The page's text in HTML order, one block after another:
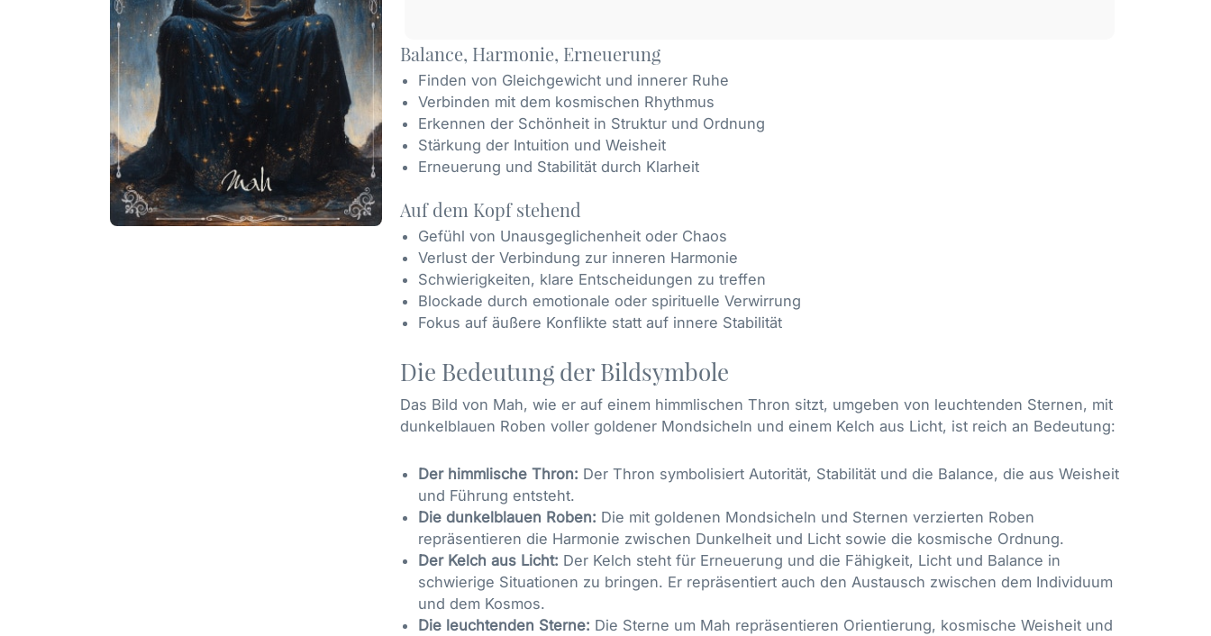
Balance, Harmonie, Erneuerung
Finden von Gleichgewicht und innerer Ruhe
Verbinden mit dem kosmischen Rhythmus
Erkennen der Schönheit in Struktur und Ordnung
Stärkung der Intuition und Weisheit
Erneuerung und Stabilität durch Klarheit
Auf dem Kopf stehend
Gefühl von Unausgeglichenheit oder Chaos
Verlust der Verbindung zur inneren Harmonie
Schwierigkeiten, klare Entscheidungen zu treffen
Blockade durch emotionale oder spirituelle Verwirrung
Fokus auf äußere Konflikte statt auf innere Stabilität
Die Bedeutung der Bildsymbole
Das Bild von Mah, wie er auf einem himmlischen Thron sitzt, umgeben von leuchtenden Sternen, mit
dunkelblauen Roben voller goldener Mondsicheln und einem Kelch aus Licht, ist reich an Bedeutung:
Der himmlische Thron: Der Thron symbolisiert Autorität, Stabilität und die Balance, die aus Weisheit
und Führung entsteht.
Die dunkelblauen Roben: Die mit goldenen Mondsicheln und Sternen verzierten Roben
repräsentieren die Harmonie zwischen Dunkelheit und Licht sowie die kosmische Ordnung.
Der Kelch aus Licht: Der Kelch steht für Erneuerung und die Fähigkeit, Licht und Balance in
schwierige Situationen zu bringen. Er repräsentiert auch den Austausch zwischen dem Individuum
und dem Kosmos.
Die leuchtenden Sterne: Die Sterne um Mah repräsentieren Orientierung, kosmische Weisheit und